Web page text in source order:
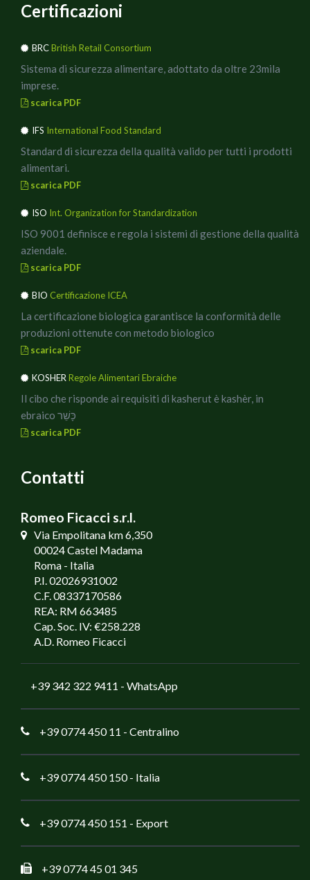
Certificazioni
BRCBritish Retail Consortium
Sistema di sicurezza alimentare, adottato da oltre 23mila
imprese.
scarica PDF
IFS International Food Standard
Standard di sicurezza della qualità valido per tutti i prodotti
alimentari.
scarica PDF
ISO Int. Organization for Standardization
ISO 9001 definisce e regola i sistemi di gestione della qualità
aziendale.
scarica PDF
BIO Certificazione ICEA
La certificazione biologica garantisce la conformità delle
produzioni ottenute con metodo biologico
scarica PDF
KOSHER Regole Alimentari Ebraiche
Il cibo che risponde ai requisiti di kasherut è kashèr, in
ebraico כָּשֵׁר
scarica PDF
Contatti
Romeo Ficacci s.r.l.
Via Empolitana km 6,350
00024 Castel Madama
Roma - Italia
P.I. 02026931002
C.F. 08337170586
REA: RM 663485
Cap. Soc. IV: €258.228
A.D. Romeo Ficacci
+39 342 322 9411 - WhatsApp
+39 0774 450 11 - Centralino
+39 0774 450 150- Italia
+39 0774 450 151 - Export
+39 0774 45 01 345